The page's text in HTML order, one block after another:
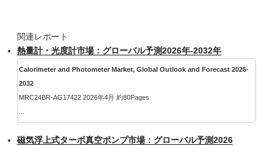
関連レポート
熱量計・光度計市場：グローバル予測2026年-2032年
Calorimeter and Photometer Market, Global Outlook and Forecast 2026-
2032
MRC24BR-AG17422 2026年4月 約80Pages
磁気浮上式ターボ真空ポンプ市場：グローバル予測2026